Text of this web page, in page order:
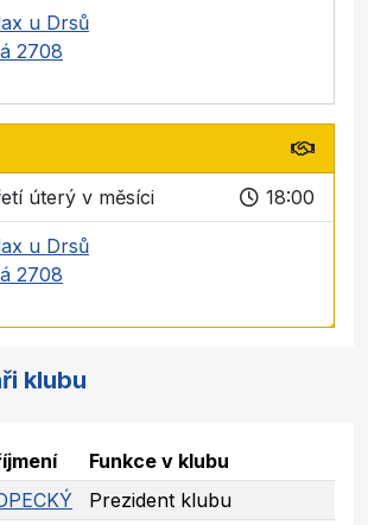
u Drsů
2708
úterý v měsíci 18:00
u Drsů
2708
klubu
Funkce v klubu
Prezident klubu